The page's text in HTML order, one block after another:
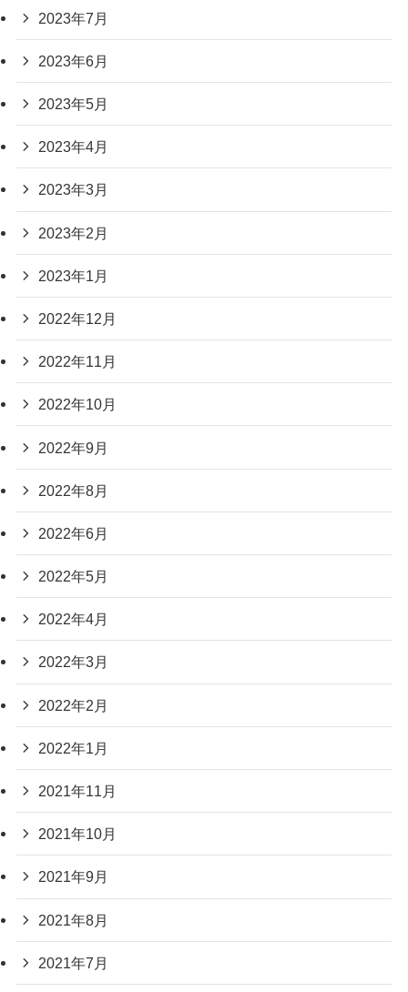
2023年7月
2023年6月
2023年5月
2023年4月
2023年3月
2023年2月
2023年1月
2022年12月
2022年11月
2022年10月
2022年9月
2022年8月
2022年6月
2022年5月
2022年4月
2022年3月
2022年2月
2022年1月
2021年11月
2021年10月
2021年9月
2021年8月
2021年7月